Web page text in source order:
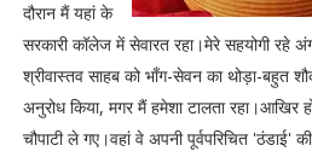
दौरान मैं यहां के
सरकारी कॉलेज में सेवारत रहा।मेरे सहयोगी रहे
श्रीवास्तव साहब को भाँग-सेवन का थोड़ा-बहुत
अनुरोध किया, मगर मैं हमेशा टालता
चौपाटी ले गए।वहां वे अपनी पूर्वपरिचित